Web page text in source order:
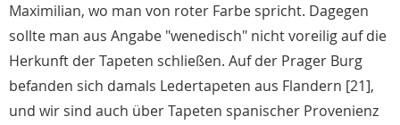
Maximilian, wo man von roter Farbe spricht. Dagegen
sollte man aus Angabe "wenedisch" nicht voreilig auf die
Herkunft der Tapeten schließen. Auf der Prager Burg
befanden sich damals Ledertapeten aus Flandern [21],
und wir sind auch über Tapeten spanischer Provenienz